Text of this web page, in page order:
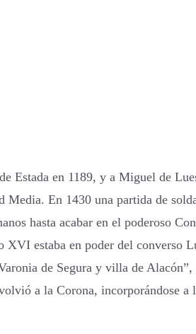
en 1189, y a Miguel de
En 1430 una partida de
hasta acabar en el poderoso
estaba en poder del converso
de Segura y villa de Alacón”,
a la Corona, incorporándose